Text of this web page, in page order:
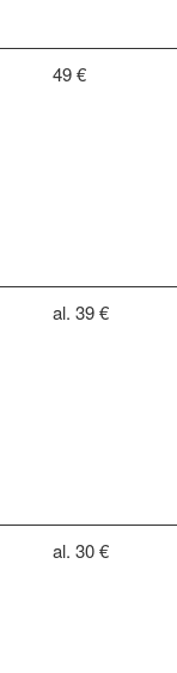
49 €
al. 39 €
al. 30 €